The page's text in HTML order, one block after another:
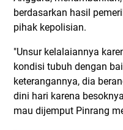
berdasarkan hasil
pihak kepolisian.
"Unsur kelalaiannya
kondisi tubuh dengan
keterangannya, dia
dini hari karena
mau dijemput Pinrang